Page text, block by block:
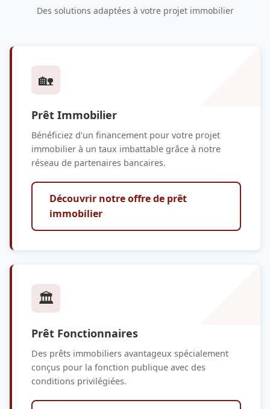
Des solutions adaptées à votre projet immobilier
🏡
Prêt Immobilier
Bénéficiez d'un financement pour votre projet
immobilier à un taux imbattable grâce à notre
réseau de partenaires bancaires.
Découvrir notre offre de prêt
immobilier
🏛️
Prêt Fonctionnaires
Des prêts immobiliers avantageux spécialement
conçus pour la fonction publique avec des
conditions privilégiées.